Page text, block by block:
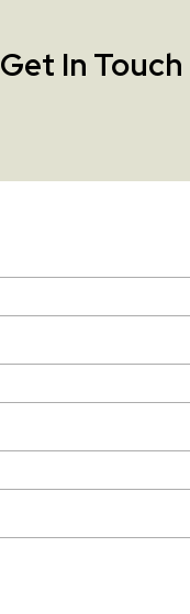
Get In Touch